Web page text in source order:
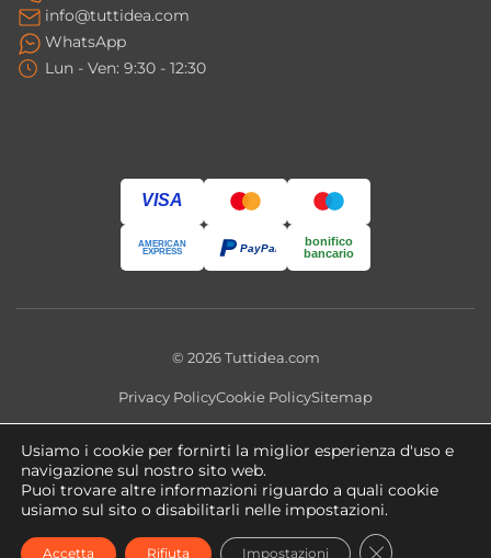
info@tuttidea.com
WhatsApp
Lun - Ven: 9:30 - 12:30
VISA
AMERICAN
EXPRESS PayPal
bonifico
bancario
© 2026 Tuttidea.com
Privacy PolicyCookie PolicySitemap
analitici e di profilazione. Puoi modificare le preferenze in qualsiasi
momento tramiteImpostazioni Cookie
Copyright 2026 ©tuttidea.com- P.IVA 02466470560 -
Usiamo i cookie per fornirti la miglior esperienza d'uso e
navigazione sul nostro sito web.
Puoi trovare altre informazioni riguardo a quali cookie
usiamo sul sito o disabilitarli nelle impostazioni.
Accetta Rifiuta Impostazioni CLOSE